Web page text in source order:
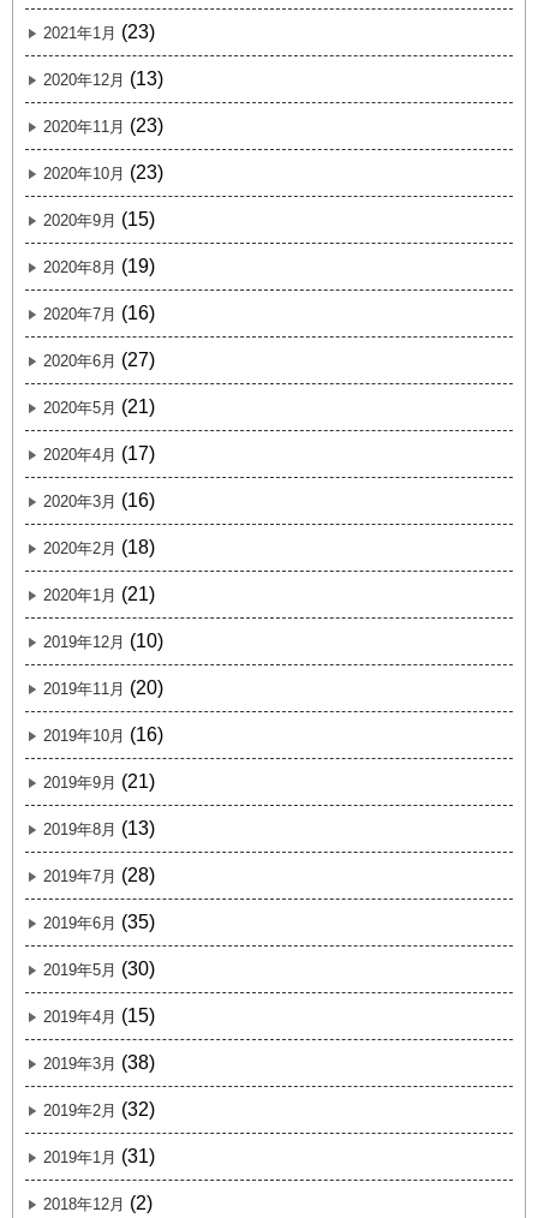
2021年1月 (23)
2020年12月 (13)
2020年11月 (23)
2020年10月 (23)
2020年9月 (15)
2020年8月 (19)
2020年7月 (16)
2020年6月 (27)
2020年5月 (21)
2020年4月 (17)
2020年3月 (16)
2020年2月 (18)
2020年1月 (21)
2019年12月 (10)
2019年11月 (20)
2019年10月 (16)
2019年9月 (21)
2019年8月 (13)
2019年7月 (28)
2019年6月 (35)
2019年5月 (30)
2019年4月 (15)
2019年3月 (38)
2019年2月 (32)
2019年1月 (31)
2018年12月 (2)